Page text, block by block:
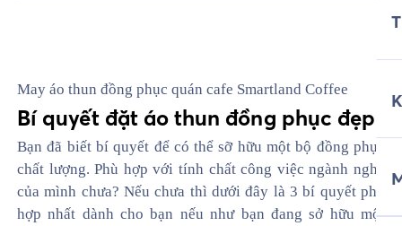
May áo thun đồng phục quán cafe Smartland Coffee
Bí quyết đặt áo thun đồng phục đẹp
Bạn đã biết bí quyết để có thể sỡ hữu một bộ đồng phục
chất lượng. Phù hợp với tính chất công việc ngành nghề
của mình chưa? Nếu chưa thì dưới đây là 3 bí quyết phù
hợp nhất dành cho bạn nếu như bạn đang sở hữu một